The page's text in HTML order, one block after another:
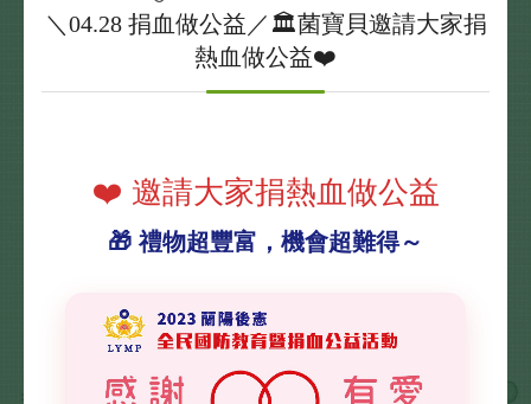
＼04.28 捐血做公益／🏛️菌寶貝邀請大家捐
熱血做公益❤️
❤️ 邀請大家捐熱血做公益
🎁 禮物超豐富，機會超難得～